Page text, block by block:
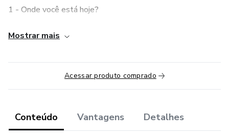
1 - Onde você está hoje?
2 - Como você chegou até aqui?
3 - Para onde você vai e por quê?
5 - Que recursos serão necessários?
Mostrar mais
Acessar produto comprado
Conteúdo Vantagens Detalhes